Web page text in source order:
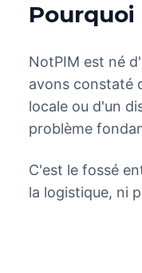
Pourquoi
NotPIM est né
avons constaté
locale ou d'un
problème
C'est le fossé
la logistique, ni